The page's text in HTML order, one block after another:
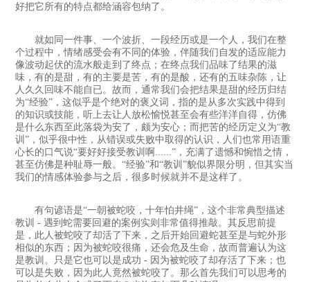
好把它所有的特点都给涵容包纳了。
就如同一件事、一个波折、一段经历或是一个人，我们在整
个过程中，情绪感受会有不同的体验，伴随我们自发的适应能力
像波动起伏的流水般走到了终点；在终点我们品味了结果的滋
味，有的是甜，有的主要是苦，有的是酸，还有的五味杂陈，让
人久久回味不能自已。故而，通常我们会把结果是甜的经历归结
为“经验”，这似乎是个绝对的褒义词，指的是从多次实践中得到
的知识或技能，听上去让人放松愉悦甚至会有些洋洋自得，仿佛
是什么东西至此落袋为安了，颇为安心；而把苦的经历定义为“教
训”，似乎很中性，从错误或失败中取得的认识，人们也常用语重
心长的口气说“要好好接受教训啊......”，充满了遗憾和惋惜之情，
甚至仿佛是种耻辱一般。“经验”和“教训”貌似界限分明，但其实当
我们的情感体验参与之后，很多时候就并不是这样了。
有句谚语是“一朝被蛇咬，十年怕井绳”，这个非常典型描述
教训 - 遇到蛇需要回避的案例实则非常值得推敲。其反思前提
是，此人被蛇咬了却活了下来，之后开始回避蛇甚至是与蛇外形
相似的东西；因为被蛇咬很痛，还会危及生命，故而普遍认为这
是教训。只是它也可以是成功 - 因为被蛇咬了却存活了下来；也
可以是失败，因为此人竟然被蛇咬了。那么首先我们可以思考的